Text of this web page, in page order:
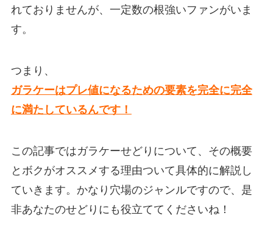
れておりませんが、一定数の根強いファンがいま
す。
つまり、
ガラケーはプレ値になるための要素を完全に完全
に満たしているんです！
この記事ではガラケーせどりについて、その概要
とボクがオススメする理由ついて具体的に解説し
ていきます。かなり穴場のジャンルですので、是
非あなたのせどりにも役立ててくださいね！